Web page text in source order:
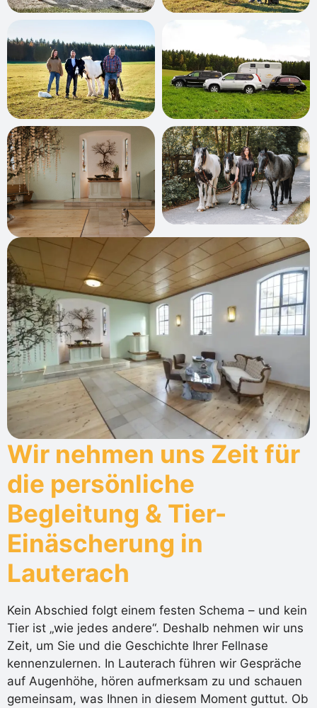
Wir nehmen uns Zeit für
die persönliche
Begleitung & Tier-
Einäscherung in
Lauterach
Kein Abschied folgt einem festen Schema – und kein
Tier ist „wie jedes andere“. Deshalb nehmen wir uns
Zeit, um Sie und die Geschichte Ihrer Fellnase
kennenzulernen. In Lauterach führen wir Gespräche
auf Augenhöhe, hören aufmerksam zu und schauen
gemeinsam, was Ihnen in diesem Moment guttut. Ob